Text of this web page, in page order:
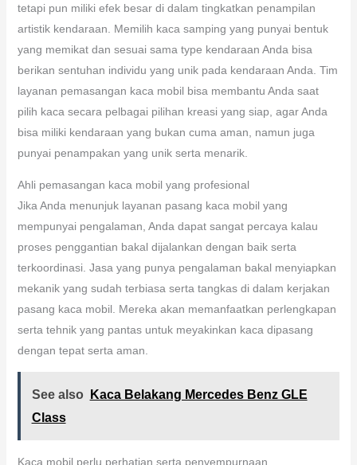
tetapi pun miliki efek besar di dalam tingkatkan penampilan
artistik kendaraan. Memilih kaca samping yang punyai bentuk
yang memikat dan sesuai sama type kendaraan Anda bisa
berikan sentuhan individu yang unik pada kendaraan Anda. Tim
layanan pemasangan kaca mobil bisa membantu Anda saat
pilih kaca secara pelbagai pilihan kreasi yang siap, agar Anda
bisa miliki kendaraan yang bukan cuma aman, namun juga
punyai penampakan yang unik serta menarik.
Ahli pemasangan kaca mobil yang profesional
Jika Anda menunjuk layanan pasang kaca mobil yang
mempunyai pengalaman, Anda dapat sangat percaya kalau
proses penggantian bakal dijalankan dengan baik serta
terkoordinasi. Jasa yang punya pengalaman bakal menyiapkan
mekanik yang sudah terbiasa serta tangkas di dalam kerjakan
pasang kaca mobil. Mereka akan memanfaatkan perlengkapan
serta tehnik yang pantas untuk meyakinkan kaca dipasang
dengan tepat serta aman.
See also
Kaca Belakang Mercedes Benz GLE
Class
Kaca mobil perlu perhatian serta penyempurnaan